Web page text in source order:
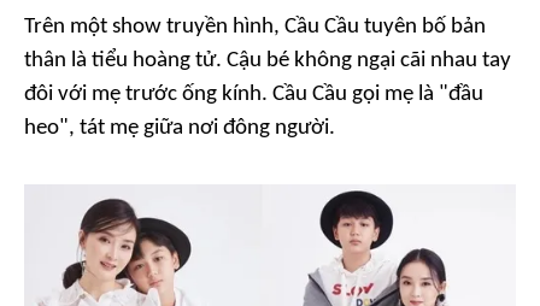
Trên một show truyền hình, Cầu Cầu tuyên bố bản
thân là tiểu hoàng tử. Cậu bé không ngại cãi nhau tay
đôi với mẹ trước ống kính. Cầu Cầu gọi mẹ là "đầu
heo", tát mẹ giữa nơi đông người.